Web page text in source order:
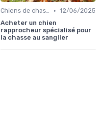
Chiens de chasse au sanglier • 12/06/2025
Acheter un chien
rapprocheur spécialisé pour
la chasse au sanglier